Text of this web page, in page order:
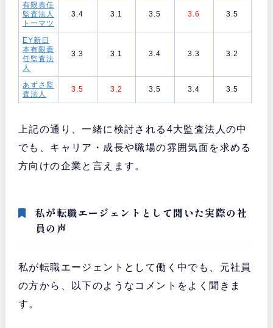
有限責任
監査法人
トーマツ
3.4 3.1 3.5 3.6 3.5
EY新日
本有限責
任監査法
人
3.3 3.1 3.4 3.3 3.2
あずさ監
査法人
3.5 3.2 3.5 3.4 3.5
上記の通り、一緒に検討される4大監査法人の中
でも、キャリア・成長や職場の雰囲気面を求める
方向けの企業と言えます。
私が転職エージェントとして聞いた実際の社
員の声
私が転職エージェントとして働く中でも、元社員
の方から、以下のようなコメントをよく聞きま
す。